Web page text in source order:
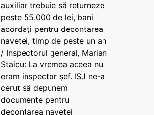
auxiliar trebuie să returneze
peste 55.000 de lei, bani
acordați pentru decontarea
navetei, timp de peste un an
/ Inspectorul general, Marian
Staicu: La vremea aceea nu
eram inspector șef. ISJ ne-a
cerut să depunem
documente pentru
decontarea navetei